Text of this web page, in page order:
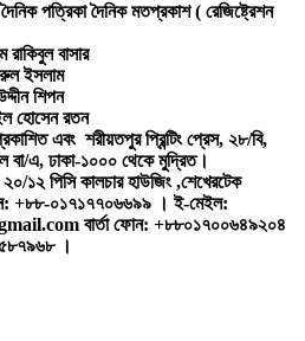
পত্রিকা দৈনিক মতপ্রকাশ ( রেজিষ্ট্রেশন
বাসার
ইসলাম
শিপন
হোসেন রতন
এবং শরীয়তপুর প্রিন্টিং প্রেস, ২৮/বি,
বা/এ, ঢাকা-১০০০ থেকে মুদ্রিত।
১২ পিসি কালচার হাউজিং ,শেখেরটেক
+৮৮-০১৭১৭৭০৬৬৯৯ । ই-মেইল:
বার্তা ফোন: +৮৮০১৭০০৬৪৯২০৪
।